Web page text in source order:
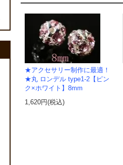
★アクセサリー制作に最適！
★丸 ロンデル type1-2【ピン
ク×ホワイト】8mm
1,620円(税込)